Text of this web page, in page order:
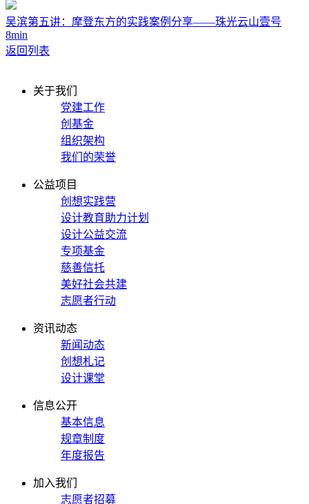
吴滨第五讲：摩登东方的实践案例分享——珠光云山壹号
8min
返回列表
关于我们
党建工作
创基金
组织架构
我们的荣誉
公益项目
创想实践营
设计教育助力计划
设计公益交流
专项基金
慈善信托
美好社会共建
志愿者行动
资讯动态
新闻动态
创想札记
设计课堂
信息公开
基本信息
规章制度
年度报告
加入我们
志愿者招募